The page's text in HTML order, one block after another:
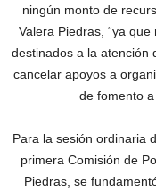
ningún monto de
Valera Piedras, “ya
destinados a la atención
cancelar apoyos a
de fomento a
Para la sesión ordinaria
primera Comisión de
Piedras, se